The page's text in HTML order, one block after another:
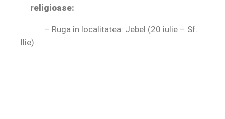
religioase:
– Ruga în localitatea: Jebel (20 iulie – Sf.
Ilie)